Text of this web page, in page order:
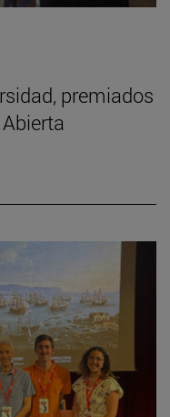
premiados